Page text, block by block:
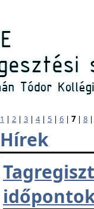
1 | 2 | 3 | 4| 5 | 6 | 7 | 8
Hírek